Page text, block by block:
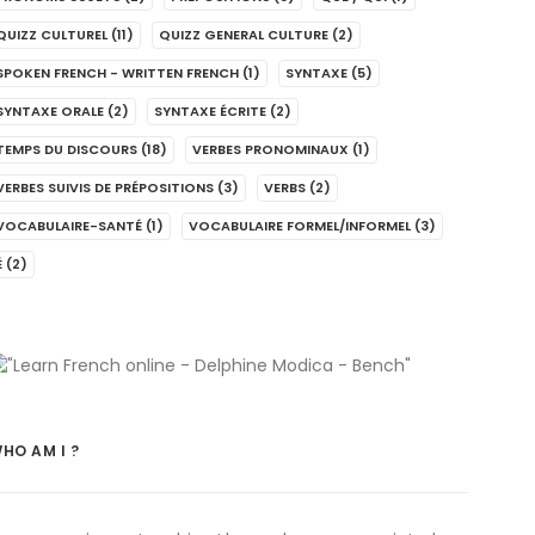
CULTUREL (11) QUIZZ GENERAL CULTURE (2)
FRENCH - WRITTEN FRENCH (1) SYNTAXE (5)
ORALE (2) SYNTAXE ÉCRITE (2)
DU DISCOURS (18) VERBES PRONOMINAUX (1)
SUIVIS DE PRÉPOSITIONS (3) VERBS (2)
SANTÉ (1) VOCABULAIRE FORMEL/INFORMEL (3)
(2)
AM I ?